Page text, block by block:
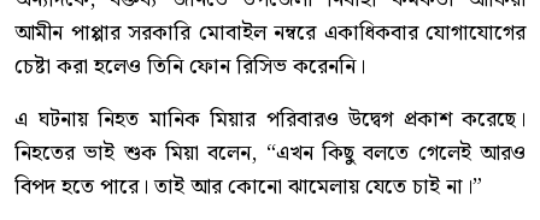
আমীন পাপ্পার সরকারি মোবাইল নম্বরে একাধিকবার যোগাযোগের
চেষ্টা করা হলেও তিনি ফোন রিসিভ করেননি।
এ ঘটনায় নিহত মানিক মিয়ার পরিবারও উদ্বেগ প্রকাশ করেছে।
নিহতের ভাই শুক মিয়া বলেন, “এখন কিছু বলতে গেলেই আরও
বিপদ হতে পারে। তাই আর কোনো ঝামেলায় যেতে চাই না।”